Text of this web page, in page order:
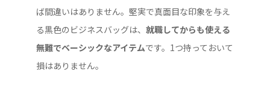
ば間違いはありません。堅実で真面目な印象を与え
る黒色のビジネスバッグは、 就職してからも使える
無難でベーシックなアイテムです。1つ持っておいて
損はありません。